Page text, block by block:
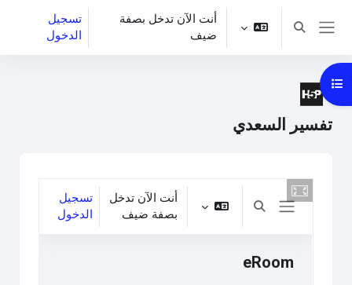
تخطى إلى المحتوى الرئيسي
تبديل إدخال البحث
أنت الآن تدخل بصفة
ضيف
تسجيل
الدخول
تفسير السعدي
فتح فهرس المقرر